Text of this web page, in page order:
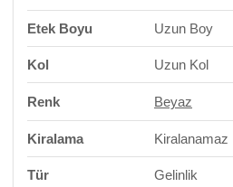
Etek Boyu Uzun Boy
Kol Uzun Kol
Renk Beyaz
Kiralama Kiralanamaz
Tür Gelinlik